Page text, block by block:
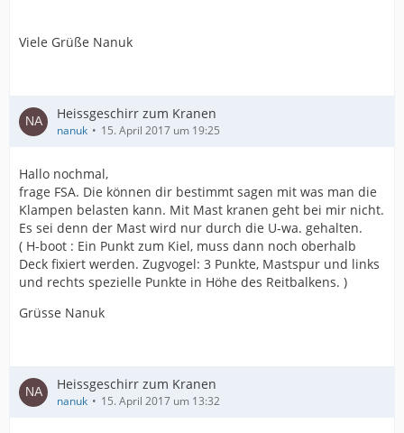
Viele Grüße Nanuk
Heissgeschirr zum Kranen
nanuk 15. April 2017 um 19:25
Hallo nochmal,
frage FSA. Die können dir bestimmt sagen mit was man die
Klampen belasten kann. Mit Mast kranen geht bei mir nicht.
Es sei denn der Mast wird nur durch die U-wa. gehalten.
( H-boot : Ein Punkt zum Kiel, muss dann noch oberhalb
Deck fixiert werden. Zugvogel: 3 Punkte, Mastspur und links
und rechts spezielle Punkte in Höhe des Reitbalkens. )
Grüsse Nanuk
Heissgeschirr zum Kranen
nanuk 15. April 2017 um 13:32